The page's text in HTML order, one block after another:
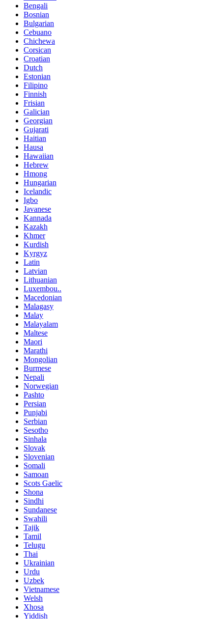
Bengali
Bosnian
Bulgarian
Cebuano
Chichewa
Corsican
Croatian
Dutch
Estonian
Filipino
Finnish
Frisian
Galician
Georgian
Gujarati
Haitian
Hausa
Hawaiian
Hebrew
Hmong
Hungarian
Icelandic
Igbo
Javanese
Kannada
Kazakh
Khmer
Kurdish
Kyrgyz
Latin
Latvian
Lithuanian
Luxembou..
Macedonian
Malagasy
Malay
Malayalam
Maltese
Maori
Marathi
Mongolian
Burmese
Nepali
Norwegian
Pashto
Persian
Punjabi
Serbian
Sesotho
Sinhala
Slovak
Slovenian
Somali
Samoan
Scots Gaelic
Shona
Sindhi
Sundanese
Swahili
Tajik
Tamil
Telugu
Thai
Ukrainian
Urdu
Uzbek
Vietnamese
Welsh
Xhosa
Yiddish